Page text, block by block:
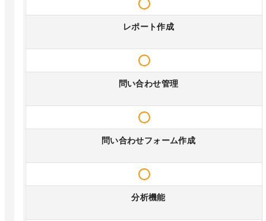
レポート作成
問い合わせ管理
問い合わせフォーム作成
分析機能